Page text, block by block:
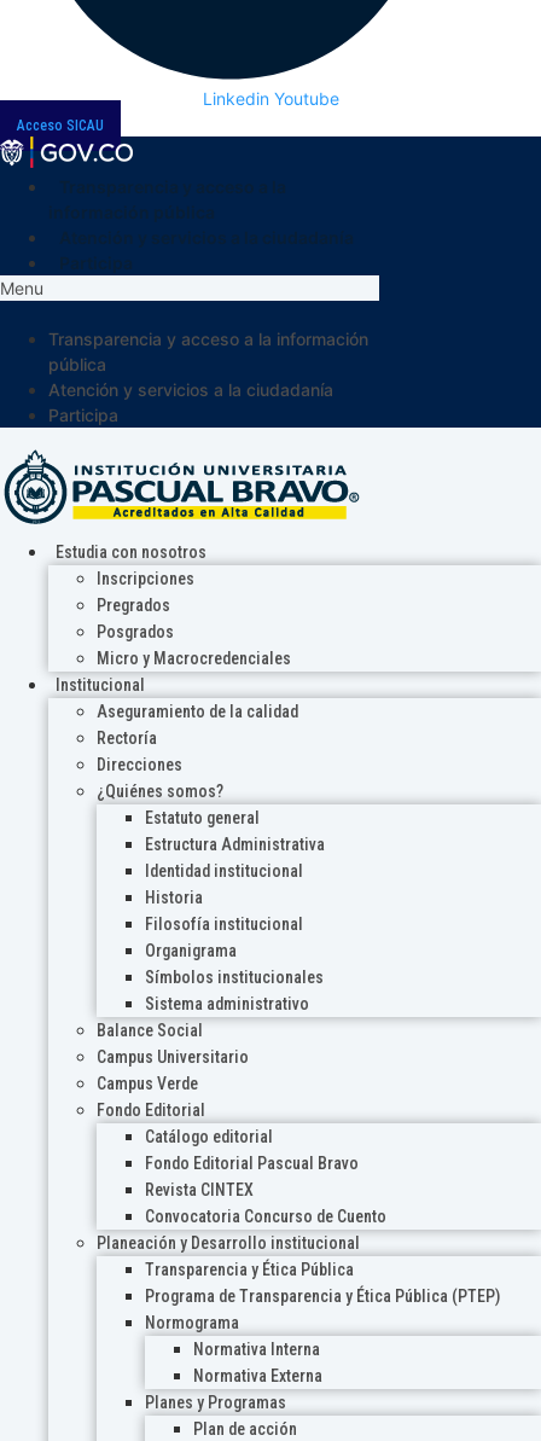
Linkedin Youtube
Acceso SICAU
Menu
Transparencia y acceso a la información
pública
Atención y servicios a la ciudadanía
Participa
Estudia con nosotros
Inscripciones
Pregrados
Posgrados
Micro y Macrocredenciales
Institucional
Aseguramiento de la calidad
Rectoría
Direcciones
¿Quiénes somos?
Estatuto general
Estructura Administrativa
Identidad institucional
Historia
Filosofía institucional
Organigrama
Símbolos institucionales
Sistema administrativo
Balance Social
Campus Universitario
Campus Verde
Fondo Editorial
Catálogo editorial
Fondo Editorial Pascual Bravo
Revista CINTEX
Convocatoria Concurso de Cuento
Planeación y Desarrollo institucional
Transparencia y Ética Pública
Programa de Transparencia y Ética Pública (PTEP)
Normograma
Normativa Interna
Normativa Externa
Planes y Programas
Plan de acción